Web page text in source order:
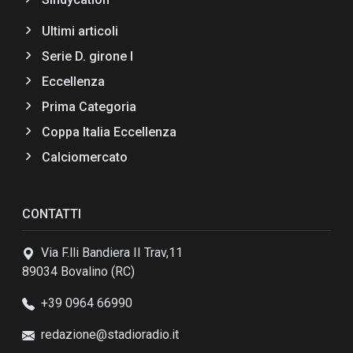
Ultimi articoli
Serie D. girone I
Eccellenza
Prima Categoria
Coppa Italia Eccellenza
Calciomercato
CONTATTI
Via F.lli Bandiera II Trav,11
89034 Bovalino (RC)
+39 0964 66990
redazione@stadioradio.it